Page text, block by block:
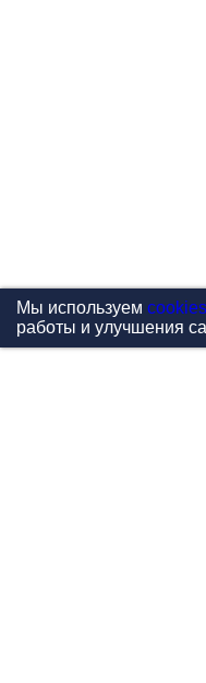
Мы используем cookies
работы и улучшения